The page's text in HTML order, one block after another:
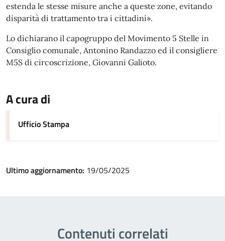
estenda le stesse misure anche a queste zone, evitando
disparità di trattamento tra i cittadini».
Lo dichiarano il capogruppo del Movimento 5 Stelle in
Consiglio comunale, Antonino Randazzo ed il consigliere
M5S di circoscrizione, Giovanni Galioto.
A cura di
Ufficio Stampa
Ultimo aggiornamento: 19/05/2025
Contenuti correlati